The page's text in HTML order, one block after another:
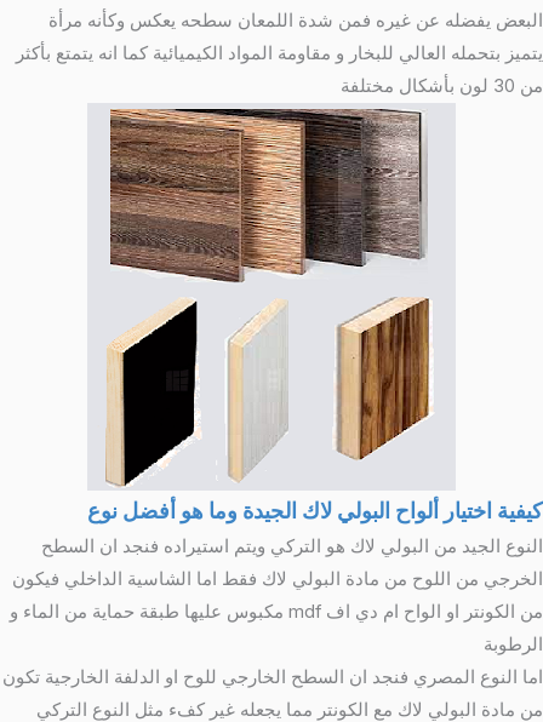
البعض يفضله عن غيره فمن شدة اللمعان سطحه يعكس وكأنه مرأة
يتميز بتحمله العالي للبخار و مقاومة المواد الكيميائية كما انه يتمتع بأكثر
من 30 لون بأشكال مختلفة
كيفية اختيار ألواح البولي لاك الجيدة وما هو أفضل نوع
النوع الجيد من البولي لاك هو التركي ويتم استيراده فنجد ان السطح
الخرجي من اللوح من مادة البولي لاك فقط اما الشاسية الداخلي فيكون
من الكونتر او الواح ام دي اف mdf مكبوس عليها طبقة حماية من الماء و
الرطوبة
اما النوع المصري فنجد ان السطح الخارجي للوح او الدلفة الخارجية تكون
من مادة البولي لاك مع الكونتر مما يجعله غير كفء مثل النوع التركي